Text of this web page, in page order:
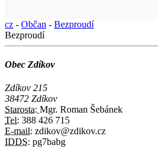
cz - Občan - Bezproudí
Bezproudí
Obec Zdíkov
Zdíkov 215
38472 Zdíkov
Starosta: Mgr. Roman Šebánek
Tel: 388 426 715
E-mail: zdikov@zdikov.cz
IDDS: pg7babg